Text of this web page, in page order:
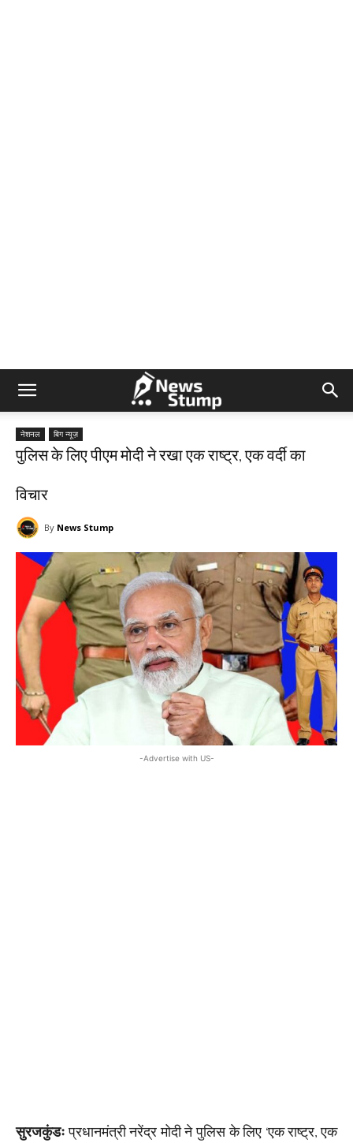
नेशनल बिग न्यूज़
पुलिस के लिए पीएम मोदी ने रखा एक राष्ट्र, एक वर्दी का
विचार
By News Stump
-Advertise with US-
सुरजकुंडःप्रधानमंत्री नरेंद्र मोदी ने पुलिस के लिए ‘एक राष्ट्र, एक